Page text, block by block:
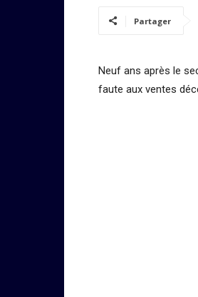
Partager
Neuf ans après le
faute aux ventes